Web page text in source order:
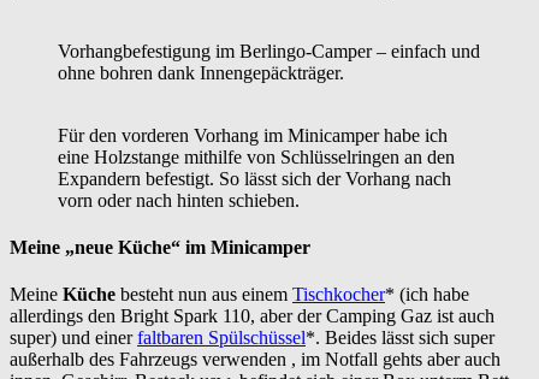
Vorhangbefestigung im Berlingo-Camper – einfach und
ohne bohren dank Innengepäckträger.
Für den vorderen Vorhang im Minicamper habe ich
eine Holzstange mithilfe von Schlüsselringen an den
Expandern befestigt. So lässt sich der Vorhang nach
vorn oder nach hinten schieben.
Meine „neue Küche“ im Minicamper
Meine Küche besteht nun aus einem Tischkocher* (ich habe
allerdings den Bright Spark 110, aber der Camping Gaz ist auch
super) und einerfaltbaren Spülschüssel*. Beides lässt sich super
außerhalb des Fahrzeugs verwenden , im Notfall gehts aber auch